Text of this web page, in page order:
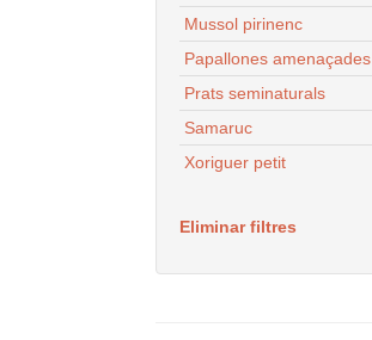
Mussol pirinenc
Papallones amenaçades
Prats seminaturals
Samaruc
Xoriguer petit
Eliminar filtres